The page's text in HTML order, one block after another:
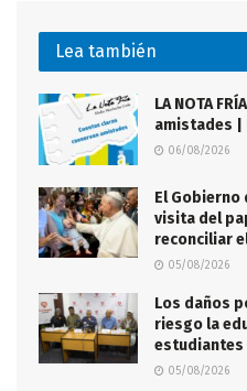
Lea también
LA NOTA
amistades |
06/08/2026
El Gobierno
visita del
reconciliar
05/08/2026
Los daños
riesgo la
estudiantes
05/08/2026